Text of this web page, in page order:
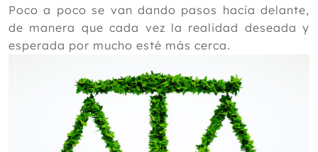
2012
Poco a poco se van dando pasos hacia delante,
de manera que cada vez la realidad deseada y
esperada por mucho esté más cerca.